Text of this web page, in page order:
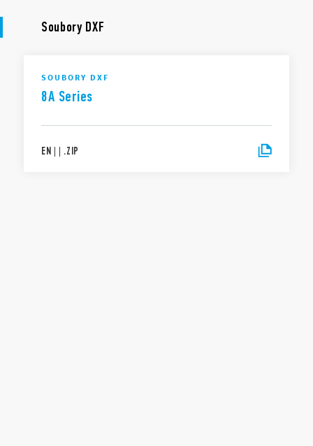
Soubory DXF
SOUBORY DXF
8A Series
EN | | .ZIP